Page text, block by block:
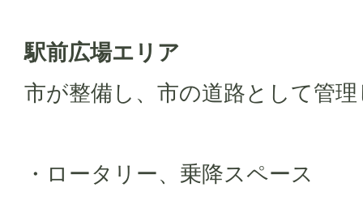
駅前広場エリア
市が整備し、市の道路として管
・ロータリー、乗降スペース